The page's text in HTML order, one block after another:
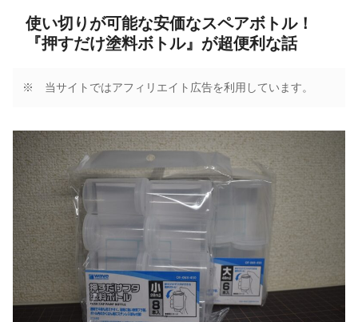
使い切りが可能な安価なスペアボトル！
『押すだけ塗料ボトル』が超便利な話
※ 当サイトではアフィリエイト広告を利用しています。